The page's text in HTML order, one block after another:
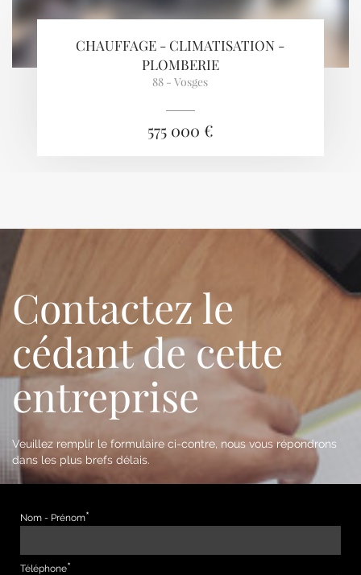
CHAUFFAGE - CLIMATISATION -
PLOMBERIE
88 - Vosges
575 000 €
Contactez le
cédant de cette
entreprise
Veuillez remplir le formulaire ci-contre, nous vous répondrons
dans les plus brefs délais.
Nom - Prénom
Téléphone